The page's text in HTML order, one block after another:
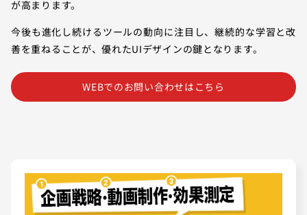
が高まります。
今後も進化し続けるツールの動向に注目し、継続的な学習と改
善を重ねることが、優れたUIデザインの鍵となります。
WEBでのお問い合わせはこちら